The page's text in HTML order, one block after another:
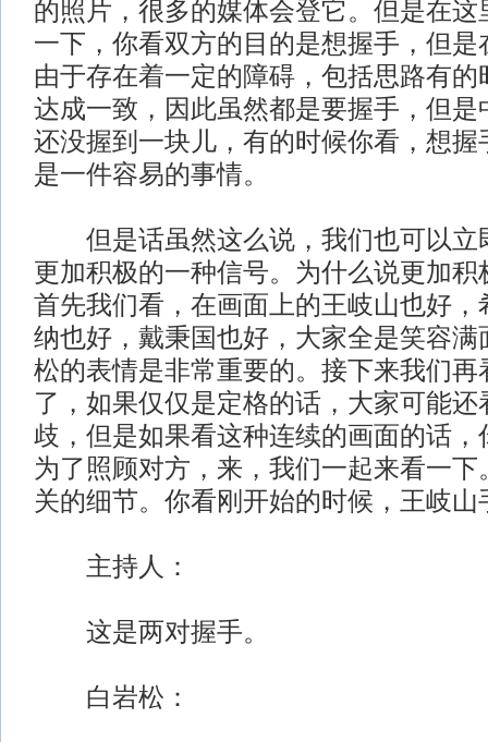
的照片，很多的媒体会登它。但是在这
一下，你看双方的目的是想握手，但是
由于存在着一定的障碍，包括思路有
达成一致，因此虽然都是要握手，但是
还没握到一块儿，有的时候你看，想握
是一件容易的事情。
但是话虽然这么说，我们也可以立
更加积极的一种信号。为什么说更加积
首先我们看，在画面上的王岐山也好，
纳也好，戴秉国也好，大家全是笑容满
松的表情是非常重要的。接下来我们再
了，如果仅仅是定格的话，大家可能还
歧，但是如果看这种连续的画面的话，
为了照顾对方，来，我们一起来看一
关的细节。你看刚开始的时候，王岐山
主持人：
这是两对握手。
白岩松：